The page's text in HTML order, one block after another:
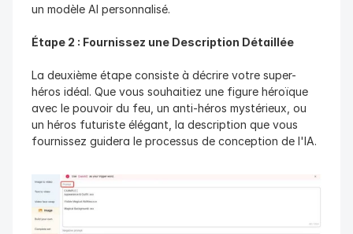
un modèle AI personnalisé.
Étape 2 : Fournissez une Description Détaillée
La deuxième étape consiste à décrire votre super-
héros idéal. Que vous souhaitiez une figure héroïque
avec le pouvoir du feu, un anti-héros mystérieux, ou
un héros futuriste élégant, la description que vous
fournissez guidera le processus de conception de l'IA.